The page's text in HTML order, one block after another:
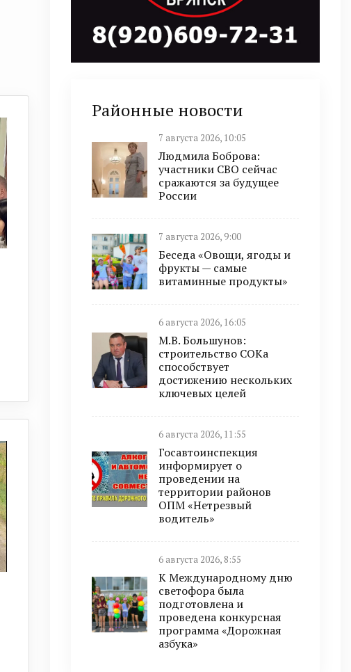
Районные новости
7 августа 2026, 10:05
Людмила Боброва:
участники СВО сейчас
сражаются за будущее
России
7 августа 2026, 9:00
Беседа «Овощи, ягоды и
фрукты — самые
витаминные продукты»
6 августа 2026, 16:05
М.В. Большунов:
строительство СОКа
способствует
достижению нескольких
ключевых целей
6 августа 2026, 11:55
Госавтоинспекция
информирует о
проведении на
территории районов
ОПМ «Нетрезвый
водитель»
6 августа 2026, 8:55
К Международному дню
светофора была
подготовлена и
проведена конкурсная
программа «Дорожная
азбука»